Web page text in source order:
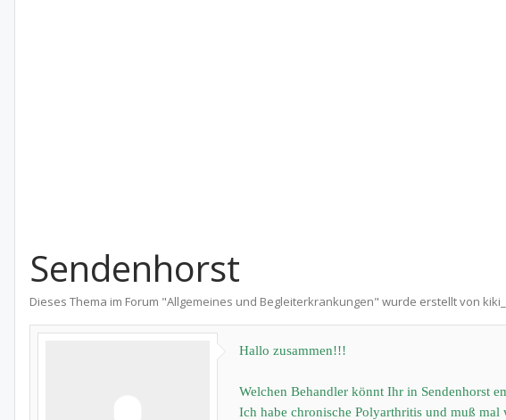
Sendenhorst
Dieses Thema im Forum "Allgemeines und Begleiterkrankungen" wurde erstellt von kiki_
Hallo zusammen!!!
Welchen Behandler könnt Ihr in Sendenhorst
Ich habe chronische Polyarthritis und muß mal